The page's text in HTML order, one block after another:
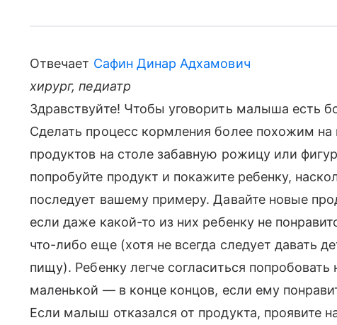
Отвечает Сафин Динар Адхамович
хирург, педиатр
Здравствуйте! Чтобы уговорить малыша есть
Сделать процесс кормления более похожим на
продуктов на столе забавную рожицу или
попробуйте продукт и покажите ребенку,
последует вашему примеру. Давайте новые
если даже какой-то из них ребенку не
что-либо еще (хотя не всегда следует давать
пищу). Ребенку легче согласиться
маленькой — в конце концов, если ему
Если малыш отказался от продукта, проявите